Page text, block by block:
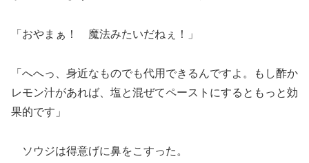
「おやまぁ！ 魔法みたいだねぇ！」
「へへっ、身近なものでも代用できるんですよ。もし酢か
レモン汁があれば、塩と混ぜてペーストにするともっと効
果的です」
ソウジは得意げに鼻をこすった。